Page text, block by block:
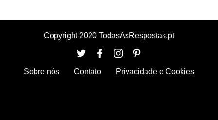
Copyright 2020 TodasAsRespostas.pt
Sobre nós Contato Privacidade e Cookies